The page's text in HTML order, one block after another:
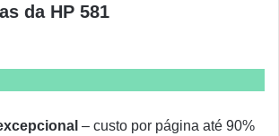
da HP 581
– custo por página até 90%